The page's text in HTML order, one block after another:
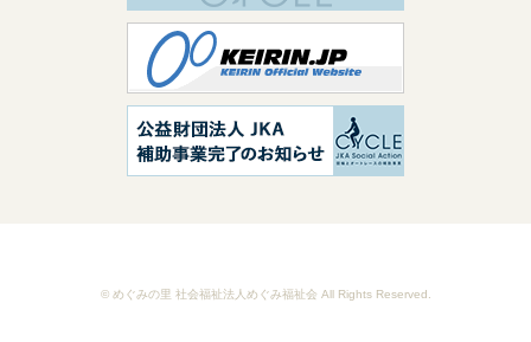
© めぐみの里 社会福祉法人めぐみ福祉会 All Rights Reserved.